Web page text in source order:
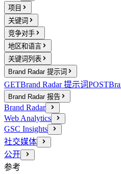
项目
关键词
竞争对手
地区和语言
关键词列表
Brand Radar 提示词
GETBrand Radar 提示词POST
Brand Radar 报告
Brand Radar
Web Analytics
GSC Insights
社交媒体
公开
参考